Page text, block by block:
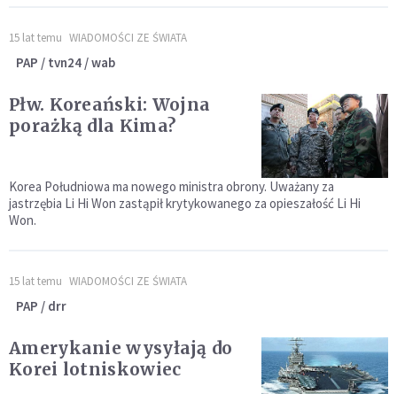
15 lat temu WIADOMOŚCI ZE ŚWIATA
PAP / tvn24 / wab
Płw. Koreański: Wojna
porażką dla Kima?
Korea Południowa ma nowego ministra obrony. Uważany za
jastrzębia Li Hi Won zastąpił krytykowanego za opieszałość Li Hi
Won.
15 lat temu WIADOMOŚCI ZE ŚWIATA
PAP / drr
Amerykanie wysyłają do
Korei lotniskowiec